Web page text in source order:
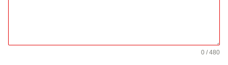
0 / 480